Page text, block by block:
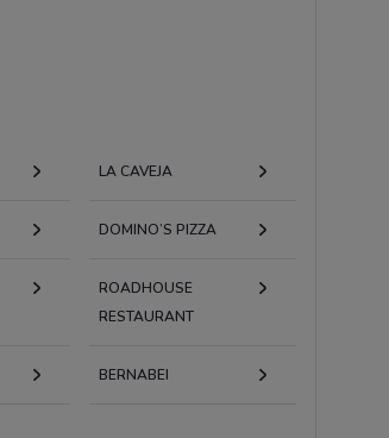
LA CAVEJA
DOMINO’S PIZZA
ROADHOUSE
RESTAURANT
BERNABEI